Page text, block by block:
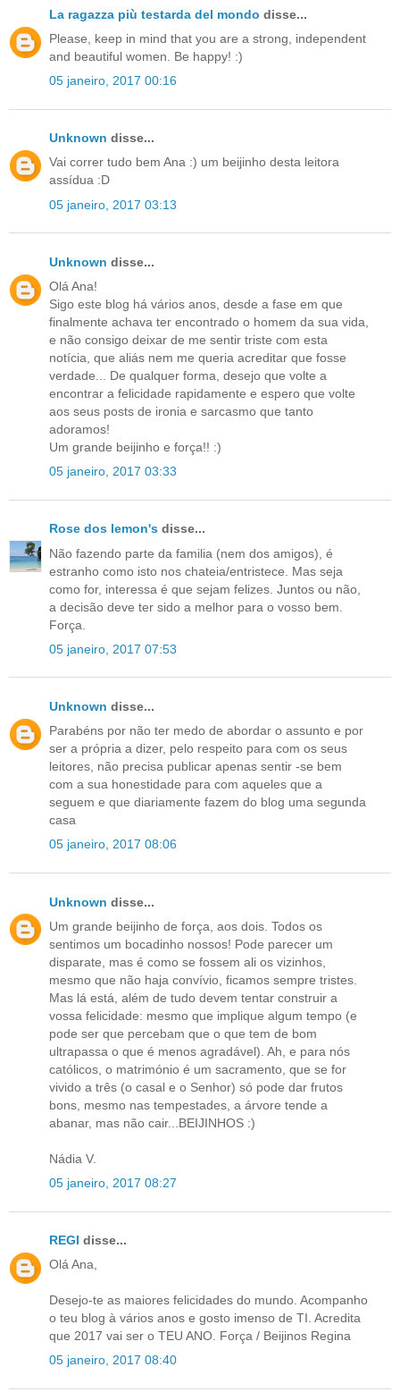
La ragazza più testarda del mondo disse...
Please, keep in mind that you are a strong, independent
and beautiful women. Be happy! :)
05 janeiro, 2017 00:16
Unknown disse...
Vai correr tudo bem Ana :) um beijinho desta leitora
assídua :D
05 janeiro, 2017 03:13
Unknown disse...
Olá Ana!
Sigo este blog há vários anos, desde a fase em que
finalmente achava ter encontrado o homem da sua vida,
e não consigo deixar de me sentir triste com esta
notícia, que aliás nem me queria acreditar que fosse
verdade... De qualquer forma, desejo que volte a
encontrar a felicidade rapidamente e espero que volte
aos seus posts de ironia e sarcasmo que tanto
adoramos!
Um grande beijinho e força!! :)
05 janeiro, 2017 03:33
Rose dos lemon's disse...
Não fazendo parte da familia (nem dos amigos), é
estranho como isto nos chateia/entristece. Mas seja
como for, interessa é que sejam felizes. Juntos ou não,
a decisão deve ter sido a melhor para o vosso bem.
Força.
05 janeiro, 2017 07:53
Unknown disse...
Parabéns por não ter medo de abordar o assunto e por
ser a própria a dizer, pelo respeito para com os seus
leitores, não precisa publicar apenas sentir -se bem
com a sua honestidade para com aqueles que a
seguem e que diariamente fazem do blog uma segunda
casa
05 janeiro, 2017 08:06
Unknown disse...
Um grande beijinho de força, aos dois. Todos os
sentimos um bocadinho nossos! Pode parecer um
disparate, mas é como se fossem ali os vizinhos,
mesmo que não haja convívio, ficamos sempre tristes.
Mas lá está, além de tudo devem tentar construir a
vossa felicidade: mesmo que implique algum tempo (e
pode ser que percebam que o que tem de bom
ultrapassa o que é menos agradável). Ah, e para nós
católicos, o matrimónio é um sacramento, que se for
vivido a três (o casal e o Senhor) só pode dar frutos
bons, mesmo nas tempestades, a árvore tende a
abanar, mas não cair...BEIJINHOS :)
Nádia V.
05 janeiro, 2017 08:27
REGI disse...
Olá Ana,
Desejo-te as maiores felicidades do mundo. Acompanho
o teu blog à vários anos e gosto imenso de TI. Acredita
que 2017 vai ser o TEU ANO. Força / Beijinos Regina
05 janeiro, 2017 08:40